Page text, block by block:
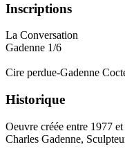
Inscriptions
La Conversation
Gadenne 1/6
Cire perdue-Gadenne
Historique
Oeuvre créée entre 1977
Charles Gadenne,